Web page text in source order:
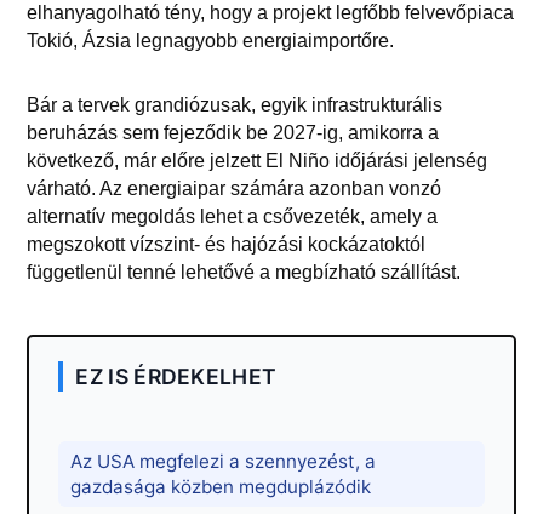
elhanyagolható tény, hogy a projekt legfőbb felvevőpiaca
Tokió, Ázsia legnagyobb energiaimportőre.
Bár a tervek grandiózusak, egyik infrastrukturális
beruházás sem fejeződik be 2027-ig, amikorra a
következő, már előre jelzett El Niño időjárási jelenség
várható. Az energiaipar számára azonban vonzó
alternatív megoldás lehet a csővezeték, amely a
megszokott vízszint- és hajózási kockázatoktól
függetlenül tenné lehetővé a megbízható szállítást.
EZ IS ÉRDEKELHET
Az USA megfelezi a szennyezést, a
gazdasága közben megduplázódik